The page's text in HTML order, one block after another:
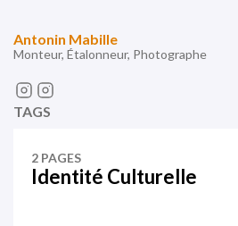
Antonin Mabille
Monteur, Étalonneur, Photographe
TAGS
2 PAGES
Identité Culturelle